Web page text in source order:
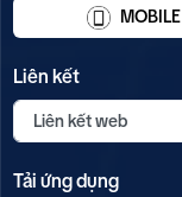
MOBILE
Liên kết
Tải ứng dụng